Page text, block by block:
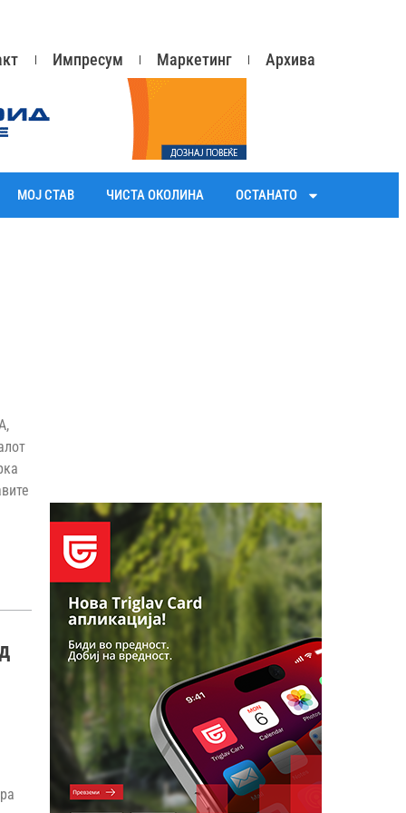
Импресум Маркетинг Архива
МОЈ СТАВ ЧИСТА ОКОЛИНА ОСТАНАТО